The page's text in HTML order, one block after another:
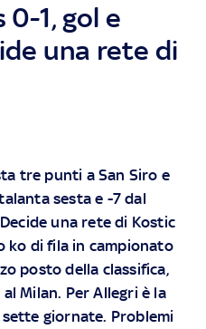
1, gol e
una rete di
tre punti a San Siro e
sesta e -7 dal
una rete di Kostic
ko di fila in campionato
posto della classifica,
Milan. Per Allegri è la
giornate. Problemi